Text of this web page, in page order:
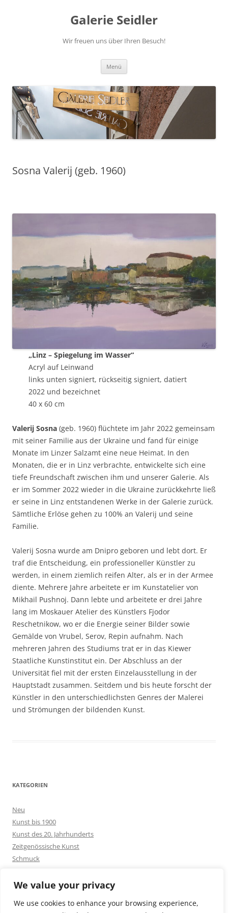
We value your privacy
We use cookies to enhance your browsing experience,
Galerie Seidler
Wir freuen uns über Ihren Besuch!
Menü
Sosna Valerij (geb. 1960)
„Linz – Spiegelung im Wasser“
Acryl auf Leinwand
links unten signiert, rückseitig signiert, datiert
2022 und bezeichnet
40 x 60 cm
Valerij Sosna (geb. 1960) flüchtete im Jahr 2022 gemeinsam
mit seiner Familie aus der Ukraine und fand für einige
Monate im Linzer Salzamt eine neue Heimat. In den
Monaten, die er in Linz verbrachte, entwickelte sich eine
tiefe Freundschaft zwischen ihm und unserer Galerie. Als
er im Sommer 2022 wieder in die Ukraine zurückkehrte ließ
er seine in Linz entstandenen Werke in der Galerie zurück.
Sämtliche Erlöse gehen zu 100% an Valerij und seine
Familie.
Valerij Sosna wurde am Dnipro geboren und lebt dort. Er
traf die Entscheidung, ein professioneller Künstler zu
werden, in einem ziemlich reifen Alter, als er in der Armee
diente. Mehrere Jahre arbeitete er im Kunstatelier von
Mikhail Pushnoj. Dann lebte und arbeitete er drei Jahre
lang im Moskauer Atelier des Künstlers Fjodor
Reschetnikow, wo er die Energie seiner Bilder sowie
Gemälde von Vrubel, Serov, Repin aufnahm. Nach
mehreren Jahren des Studiums trat er in das Kiewer
Staatliche Kunstinstitut ein. Der Abschluss an der
Universität fiel mit der ersten Einzelausstellung in der
Hauptstadt zusammen. Seitdem und bis heute forscht der
Künstler in den unterschiedlichsten Genres der Malerei
und Strömungen der bildenden Kunst.
KATEGORIEN
Neu
Kunst bis 1900
Kunst des 20. Jahrhunderts
Zeitgenössische Kunst
Schmuck
Silberschmuck
Sonstiges